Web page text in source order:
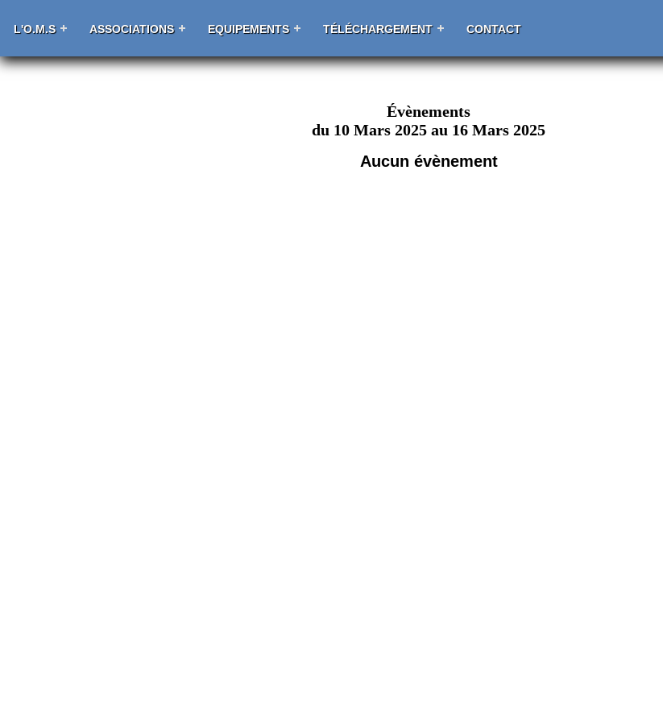
L'O.M.S ASSOCIATIONS EQUIPEMENTS TÉLÉCHARGEMENT CONTACT
Évènements
du 10 Mars 2025 au 16 Mars 2025
Aucun évènement